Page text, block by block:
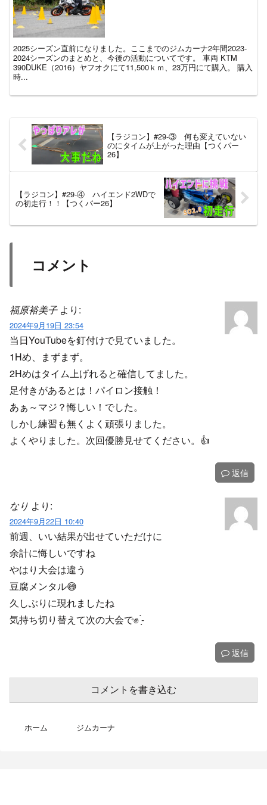
2025シーズン直前になりました。ここまでのジムカーナ2年間2023‐
2024シーズンのまとめと、今後の活動についてです。 車両 KTM
390DUKE（2016）ヤフオクにて11,500ｋｍ、23万円にて購入。 購入
時...
【ラジコン】#29‐③ 何も変えていない
のにタイムが上がった理由【つくパー
26】
【ラジコン】#29‐④ ハイエンド2WDで
の初走行！！【つくパー26】
コメント
福原裕美子 より:
2024年9月19日 23:54
当日YouTubeを釘付けで見ていました。
1Hめ、まずまず。
2Hめはタイム上げれると確信してました。
足付きがあるとは！パイロン接触！
あぁ～マジ？悔しい！でした。
しかし練習も無くよく頑張りました。
よくやりました。次回優勝見せてください。👍️
返信
なり より:
2024年9月22日 10:40
前週、いい結果が出せていただけに
余計に悔しいですね
やはり大会は違う
豆腐メンタル😅
久しぶりに現れましたね
気持ち切り替えて次の大会で✊ ̖́-
返信
コメントを書き込む
ホーム ジムカーナ